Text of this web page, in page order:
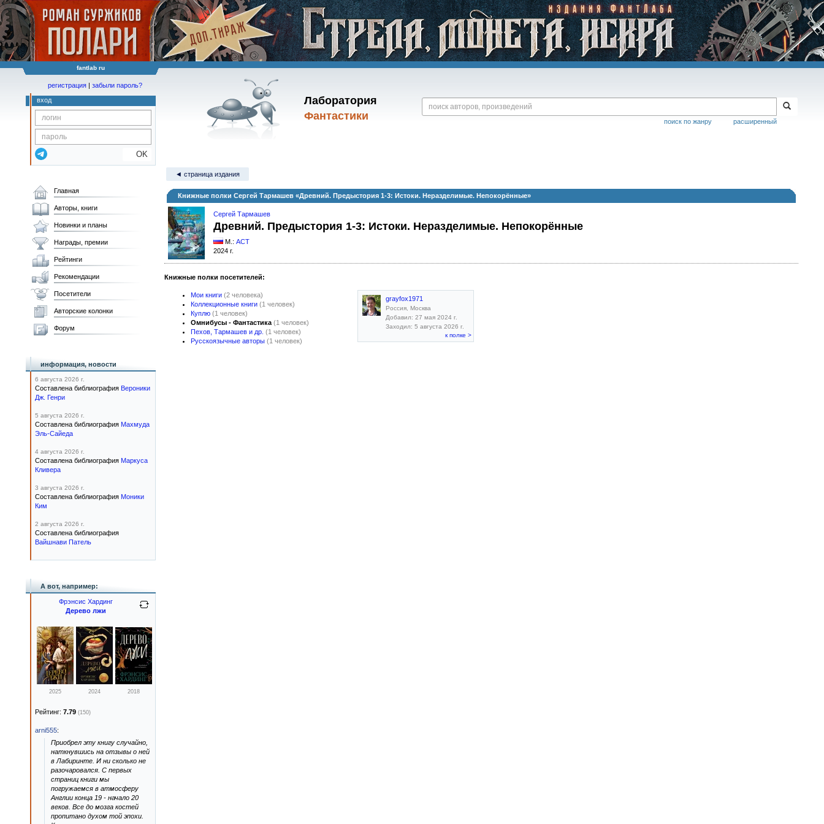
fantlab ru
Лаборатория
Фантастики
расширенный
поиск по жанру
регистрация | забыли пароль?
вход
OK
◄ страница издания
Книжные полки Сергей Тармашев «Древний. Предыстория 1-3: Истоки. Неразделимые. Непокорённые»
Сергей Тармашев
Древний. Предыстория 1-3: Истоки. Неразделимые. Непокорённые
М.: АСТ
2024 г.
Книжные полки посетителей:
Мои книги (2 человека)
Коллекционные книги (1 человек)
Куплю (1 человек)
Омнибусы - Фантастика (1 человек)
Пехов, Тармашев и др. (1 человек)
Русскоязычные авторы (1 человек)
grayfox1971
Россия, Москва
Добавил: 27 мая 2024 г.
Заходил: 5 августа 2026 г.
к полке >
Главная
Авторы, книги
Новинки и планы
Награды, премии
Рейтинги
Рекомендации
Посетители
Авторские колонки
Форум
информация, новости
6 августа 2026 г.
Составлена библиография Вероники
Дж. Генри
5 августа 2026 г.
Составлена библиография Махмуда
Эль-Сайеда
4 августа 2026 г.
Составлена библиография Маркуса
Кливера
3 августа 2026 г.
Составлена библиография Моники
Ким
2 августа 2026 г.
Составлена библиография
Вайшнави Патель
А вот, например:
Фрэнсис Хардинг
Дерево лжи
2025 2024 2018
Рейтинг: 7.79 (150)
arni555:
Приобрел эту книгу случайно,
наткнувшись на отзывы о ней
в Лабиринте. И ни сколько не
разочаровался. С первых
страниц книги мы
погружаемся в атмосферу
Англии конца 19 - начало 20
веков. Все до мозга костей
пропитано духом той эпохи.